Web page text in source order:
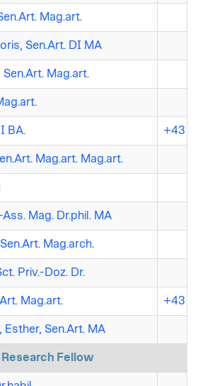
Mag.art.
Sen.Art. DI MA
Mag.art.
BA. +43
Mag.art. Mag.art.
Mag. Dr.phil. MA
Mag.arch.
Priv.-Doz. Dr.
Mag.art. +43
Sen.Art. MA
Fellow